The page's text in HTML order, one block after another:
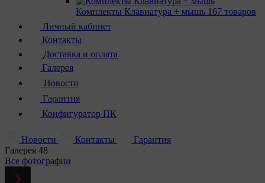
Комплекты Клавиатура + мышь 167 товаров
Личный кабинет
Контакты
Доставка и оплата
Галерея
Новости
Гарантия
Конфигуратор ПК
Новости Контакты
Гарантия
Галерея 48
Все фотографии